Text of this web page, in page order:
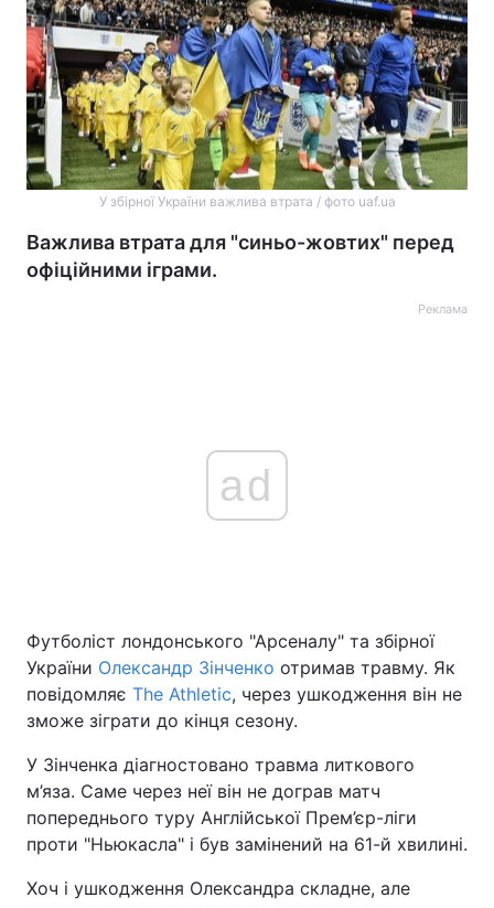
Головна Війна
Україна Політика
Економіка Світ
Спорт Наука
У збірної України важлива втрата / фото uaf.ua
Важлива втрата для "синьо-жовтих" перед
офіційними іграми.
Реклама
ad
Футболіст лондонського "Арсеналу" та збірної
України Олександр Зінченко отримав травму. Як
повідомляє The Athletic, через ушкодження він не
зможе зіграти до кінця сезону.
У Зінченка діагностовано травма литкового
м’яза. Саме через неї він не дограв матч
попереднього туру Англійської Прем’єр-ліги
проти "Ньюкасла" і був замінений на 61-й хвилині.
Хоч і ушкодження Олександра складне, але